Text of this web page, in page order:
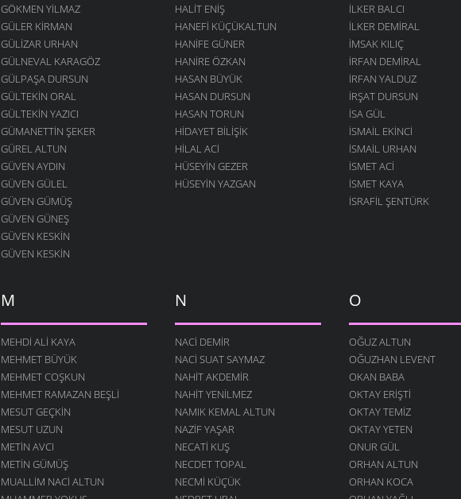
GÖKMEN YILMAZ
GÜLER KIRMAN
GÜLIZAR URHAN
GÜLNEVAL KARAGÖZ
GÜLPAŞA DURSUN
GÜLTEKIN ORAL
GÜLTEKIN YAZICI
GÜMANETTIN ŞEKER
GÜREL ALTUN
GÜVEN AYDIN
GÜVEN GÜLEL
GÜVEN GÜMÜŞ
GÜVEN GÜNEŞ
GÜVEN KESKIN
GÜVEN KESKIN
HALIT ENIŞ
HANEFI KÜÇÜKALTUN
HANIFE GÜNER
HANIRE ÖZKAN
HASAN BÜYÜK
HASAN DURSUN
HASAN TORUN
HIDAYET BILIŞIK
HILAL ACI
HÜSEYIN GEZER
HÜSEYIN YAZGAN
İLKER BALCI
İLKER DEMIRAL
İMSAK KILIÇ
İRFAN DEMIRAL
İRFAN YALDUZ
İRŞAT DURSUN
ISA GÜL
ISMAIL EKINCI
İSMAIL URHAN
İSMET ACI
ISMET KAYA
İSRAFIL ŞENTÜRK
M
MEHDI ALI KAYA
MEHMET BÜYÜK
MEHMET COŞKUN
MEHMET RAMAZAN BEŞLI
MESUT GEÇKIN
MESUT UZUN
METIN AVCI
METIN GÜMÜŞ
MUALLIM NACI ALTUN
N
NACI DEMIR
NACI SUAT SAYMAZ
NAHIT AKDEMIR
NAHIT YENILMEZ
NAMIK KEMAL ALTUN
NAZIF YAŞAR
NECATI KUŞ
NECDET TOPAL
NECMI KÜÇÜK
O
OĞUZ ALTUN
OĞUZHAN LEVENT
OKAN BABA
OKTAY ERIŞTI
OKTAY TEMIZ
OKTAY YETEN
ONUR GÜL
ORHAN ALTUN
ORHAN KOCA